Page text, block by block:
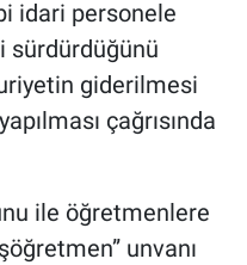
idari personele
sürdürdüğünü
giderilmesi
çağrısında
ile öğretmenlere
unvanı